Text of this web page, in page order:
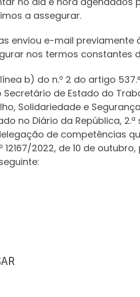
a assegurar.
enviou e-mail
nos termos constantes
b) do n.º 2 do artigo
Secretário de Estado do
Solidariedade e
no Diário da República,
de competências
2022, de 10 de